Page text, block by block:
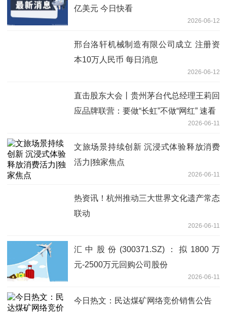
亿美元 今日快看
2026-06-12
邢台洛轩机械制造有限公司成立 注册资
本10万人民币 每日消息
2026-06-12
直击股东大会丨贵州茅台代总经理王莉回
应品牌联营：要做“长虹”不做“网红” 速看
2026-06-11
文旅场景持续创新 沉浸式体验释放消费
活力|独家焦点
2026-06-11
热资讯！杭州推动三大世界文化遗产常态
联动
2026-06-11
汇中股份(300371.SZ)：拟1800万
元-2500万元回购公司股份
2026-06-11
今日热文：民达煤矿网络竞价销售公告